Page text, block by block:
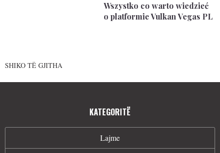
Wszystko co warto wiedzieć
o platformie Vulkan Vegas PL
SHIKO TË GJITHA
KATEGORITË
Lajme